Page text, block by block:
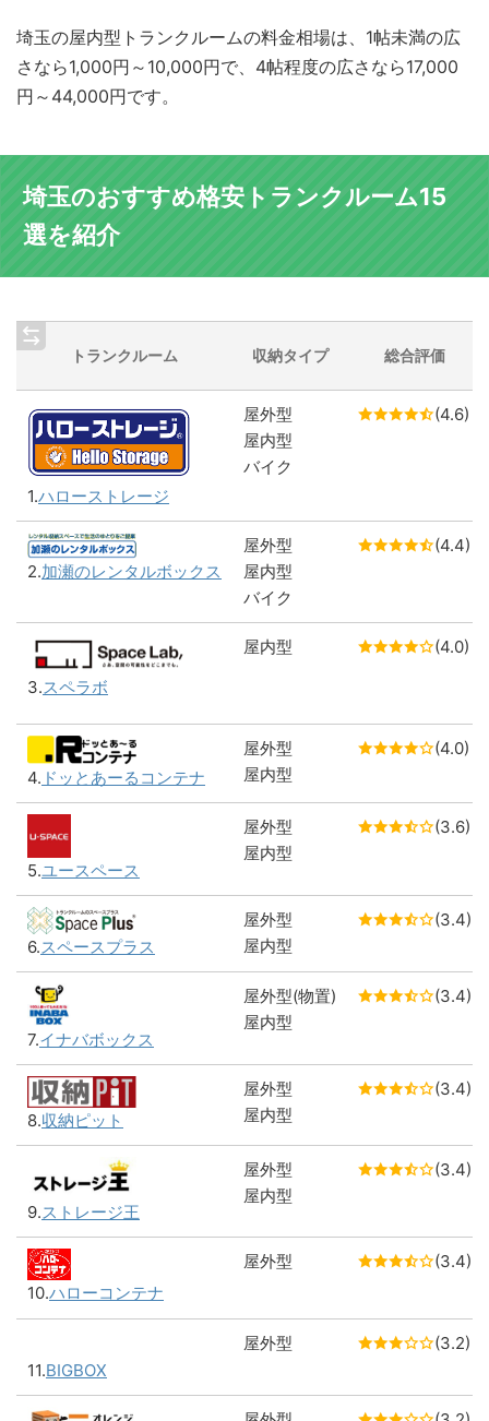
埼玉の屋内型トランクルームの料金相場は、1帖未満の広
さなら1,000円～10,000円で、4帖程度の広さなら17,000
円～44,000円です。
埼玉のおすすめ格安トランクルーム15
選を紹介
トランクルーム 収納タイプ 総合評価
1.ハローストレージ
屋外型
屋内型
バイク
(4.6)
2.加瀬のレンタルボックス
屋外型
屋内型
バイク
(4.4)
3.スペラボ
屋内型 (4.0)
4. ドッとあーるコンテナ
屋外型
屋内型
(4.0)
5.ユースペース
屋外型
屋内型
(3.6)
6.スペースプラス
屋外型
屋内型
(3.4)
7.イナバボックス
屋外型(物置)
屋内型
(3.4)
8.収納ピット
屋外型
屋内型
(3.4)
9.ストレージ王
屋外型
屋内型
(3.4)
10.ハローコンテナ
屋外型 (3.4)
11.BIGBOX
屋外型 (3.2)